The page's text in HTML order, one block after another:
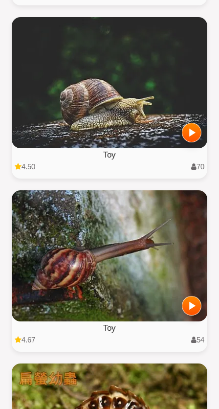
Toy
4.50 70
Toy
4.67 54